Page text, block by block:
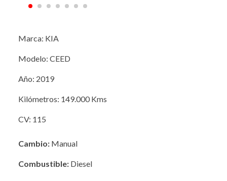
Marca: KIA
Modelo: CEED
Año: 2019
Kilómetros: 149.000 Kms
CV: 115
Cambio: Manual
Combustible: Diesel